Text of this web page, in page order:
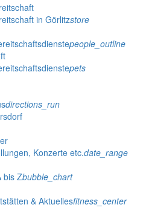
in Görlitzstore
people_outline
pets
directions_run
Konzerte etc.date_range
bis Zbubble_chart
& Aktuellesfitness_center